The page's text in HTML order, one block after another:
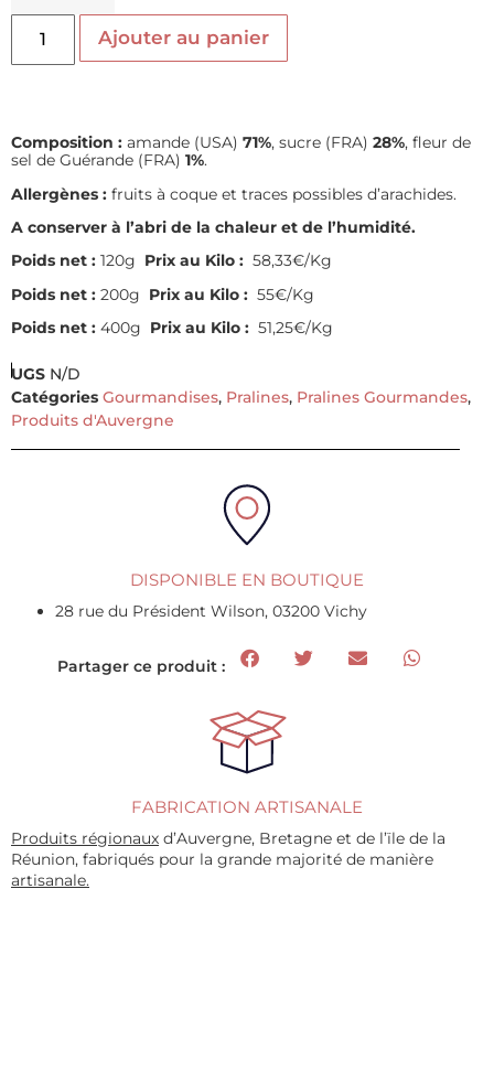
Ajouter au panier
Composition : amande (USA) 71%, sucre (FRA) 28%, fleur de
sel de Guérande (FRA) 1%.
Allergènes : fruits à coque et traces possibles d’arachides.
A conserver à l’abri de la chaleur et de l’humidité.
Poids net : 120g Prix au Kilo : 58,33€/Kg
Poids net : 200g Prix au Kilo : 55€/Kg
Poids net : 400g Prix au Kilo : 51,25€/Kg
UGS N/D
Catégories Gourmandises, Pralines, Pralines Gourmandes,
Produits d'Auvergne
DISPONIBLE EN BOUTIQUE
28 rue du Président Wilson, 03200 Vichy
Partager ce produit :
FABRICATION ARTISANALE
Produits régionaux d’Auvergne, Bretagne et de l’ïle de la
Réunion, fabriqués pour la grande majorité de manière
artisanale.